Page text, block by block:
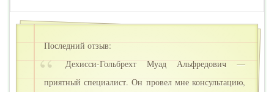
Последний отзыв:
Дехисси-Гольбрехт Муад Альфредович —
приятный специалист. Он провел мне консультацию,